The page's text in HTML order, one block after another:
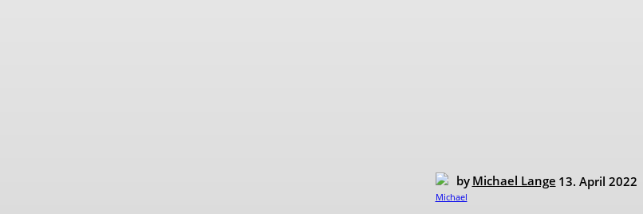
by Michael Lange 13. April 2022